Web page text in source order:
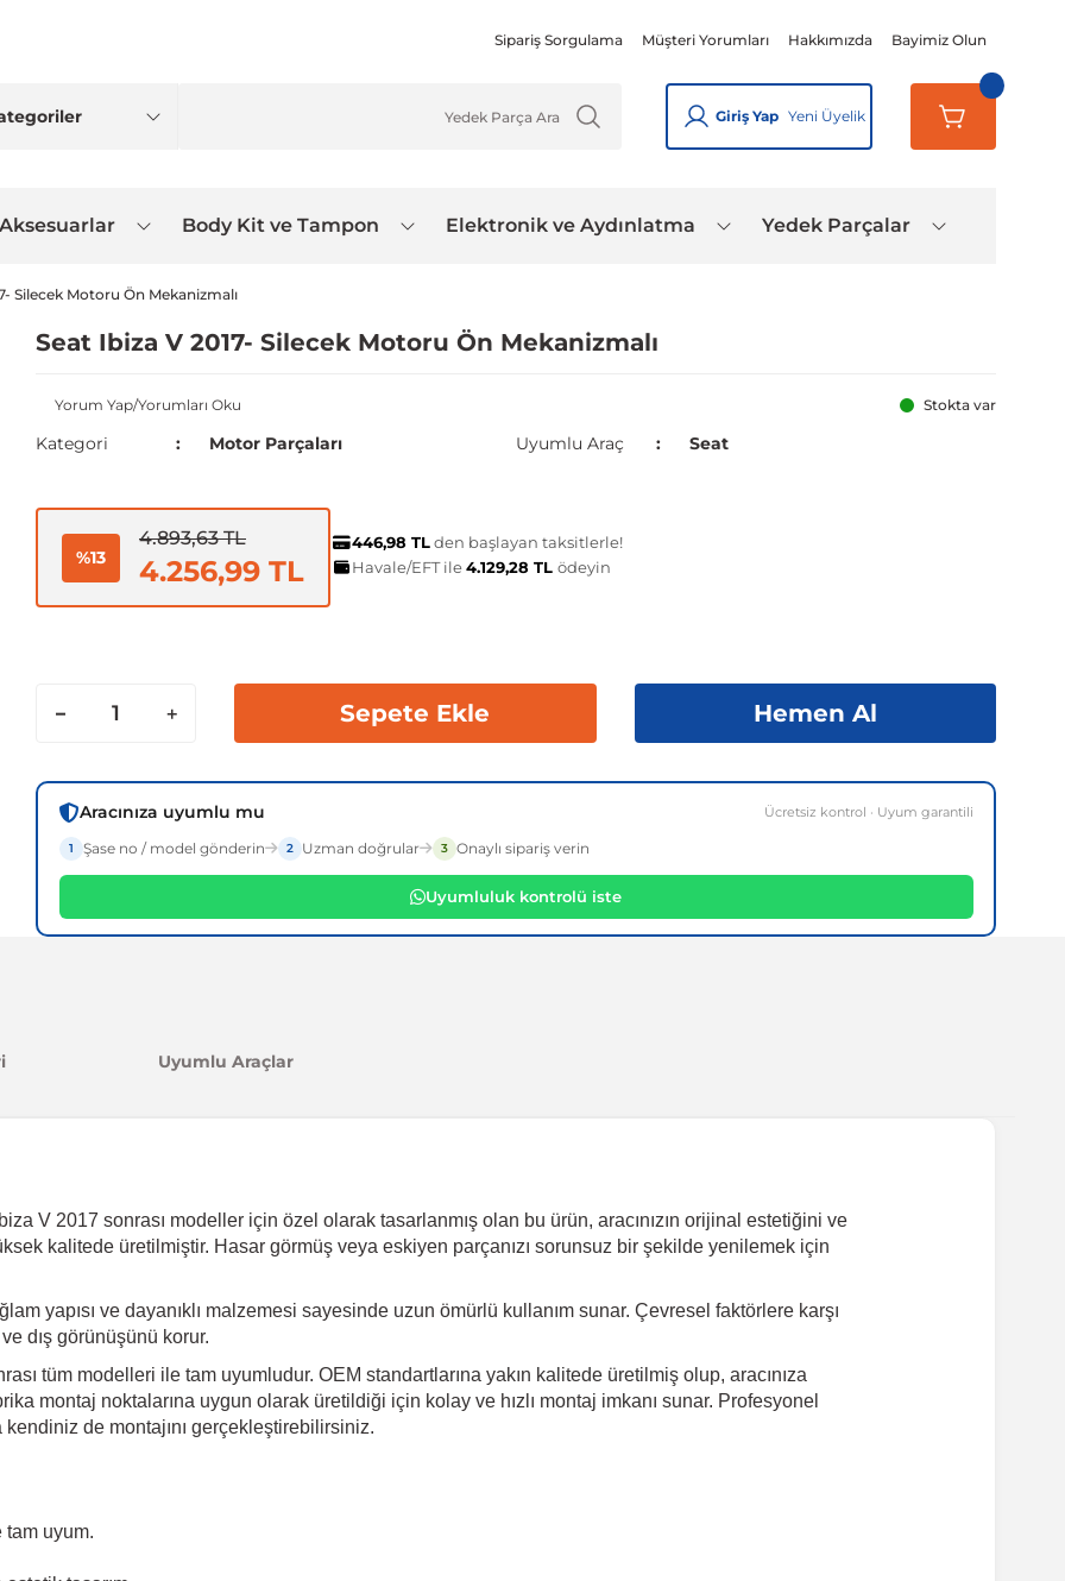
Sipariş Sorgulama Müşteri Yorumları Hakkımızda Bayimiz Olun
Giriş Yap Yeni Üyelik
Aksesuarlar Body Kit ve Tampon Elektronik ve Aydınlatma Yedek Parçalar
Silecek Motoru Ön Mekanizmalı
Seat Ibiza V 2017- Silecek Motoru Ön Mekanizmalı
Yorum Yap/Yorumları Oku Stokta var
Kategori Motor Parçaları Uyumlu Araç Seat
%13
4.893,63 TL
4.256,99 TL
446,98 TLden başlayan taksitlerle!
Havale/EFT ile4.129,28 TL ödeyin
Sepete Ekle Hemen Al
Aracınıza uyumlu mu Ücretsiz kontrol · Uyum garantili
1 Şase no / model gönderin 2 Uzman doğrular 3 Onaylı sipariş verin
Uyumluluk kontrolü iste
Uyumlu Araçlar
V 2017 sonrası modeller için özel olarak tasarlanmış olan bu ürün, aracınızın orijinal estetiğini ve
kalitede üretilmiştir. Hasar görmüş veya eskiyen parçanızı sorunsuz bir şekilde yenilemek için
yapısı ve dayanıklı malzemesi sayesinde uzun ömürlü kullanım sunar. Çevresel faktörlere karşı
dış görünüşünü korur.
tüm modelleri ile tam uyumludur. OEM standartlarına yakın kalitede üretilmiş olup, aracınıza
montaj noktalarına uygun olarak üretildiği için kolay ve hızlı montaj imkanı sunar. Profesyonel
de montajını gerçekleştirebilirsiniz.
tam uyum.